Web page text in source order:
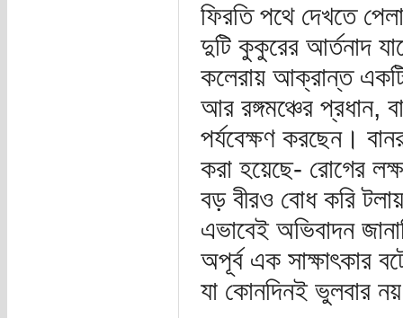
ফিরতি পথে দেখতে
দুটি কুকুরের আর্তনাদ
কলেরায় আক্রান্ত
আর রঙ্গমঞ্চের প্রধান,
পর্যবেক্ষণ করছেন।
করা হয়েছে- রোগের
বড় বীরও বোধ করি
এভাবেই অভিবাদন
অপূর্ব এক সাক্ষাৎকার
যা কোনদিনই ভুলবার